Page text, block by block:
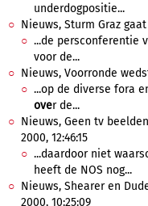
underdogpositie...
Nieuws, Sturm Graz
...de persconferentie
voor de...
Nieuws, Voorronde
...op de diverse fora
over de...
Nieuws, Geen tv
2000, 12:46:15
...daardoor niet
heeft de NOS nog...
Nieuws, Shearer en
2000, 10:25:09